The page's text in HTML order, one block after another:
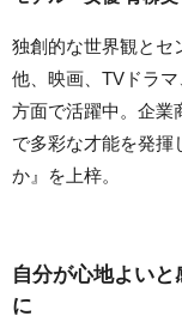
独創的な世界観とセ
他、映画、TVドラ
方面で活躍中。企業
で多彩な才能を発揮
か』を上梓。
自分が心地よい
に